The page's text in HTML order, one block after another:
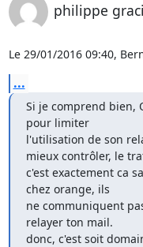
philippe
Le 29/01/2016 09:40,
...
Si je comprend bien,
pour limiter
l'utilisation de son
mieux contrôler, le
c'est exactement ca
chez orange, ils
ne communiquent
relayer ton mail.
donc, c'est soit